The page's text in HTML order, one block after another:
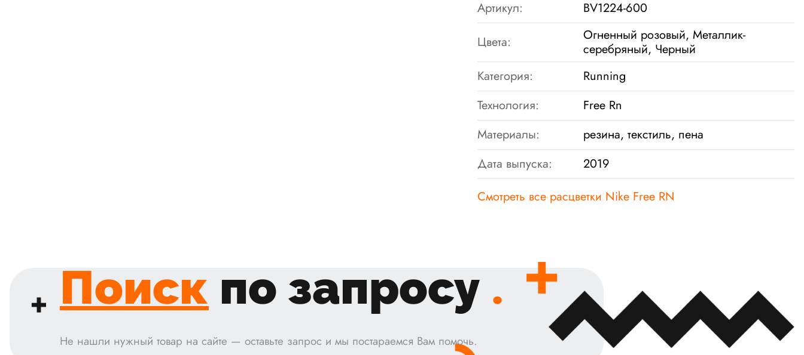
Артикул:
BV1224-600
Цвета:
Огненный розовый, Металлик-
серебряный, Черный
Категория:
Running
Технология:
Free Rn
Материалы:
резина, текстиль, пена
Дата выпуска:
2019
Смотреть все расцветки Nike Free RN
Поиск по запросу .
Не нашли нужный товар на сайте — оставьте запрос и мы постараемся Вам помочь.